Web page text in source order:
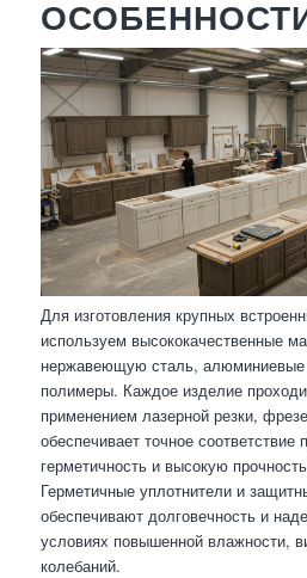
Для изготовления крупных
используем высококачественные
нержавеющую сталь,
полимеры. Каждое изделие
применением лазерной резки,
обеспечивает точное
герметичность и высокую
Герметичные уплотнители и
обеспечивают долговечность и
условиях повышенной влажности,
колебаний.